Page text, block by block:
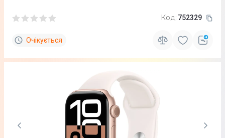
Код: 752329
Очікується